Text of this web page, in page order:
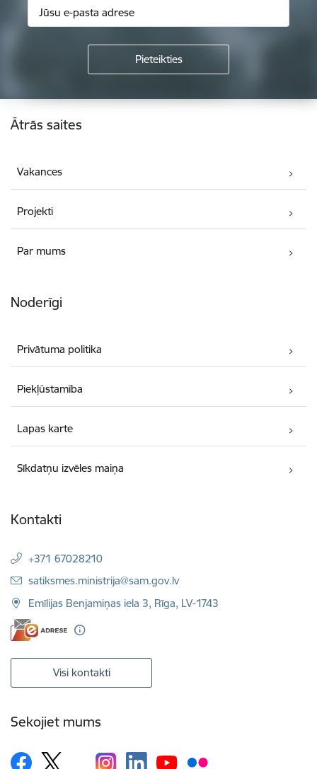
Kājene
Ātrās saites
Vakances
Projekti
Par mums
Noderīgi
Privātuma politika
Piekļūstamība
Lapas karte
Sīkdatņu izvēles maiņa
Kontakti
+371 67028210
E-pasts:
satiksmes.ministrija@sam.gov.lv
Emīlijas Benjamiņas iela 3, Rīga, LV-1743
Visi kontakti
Sekojiet mums